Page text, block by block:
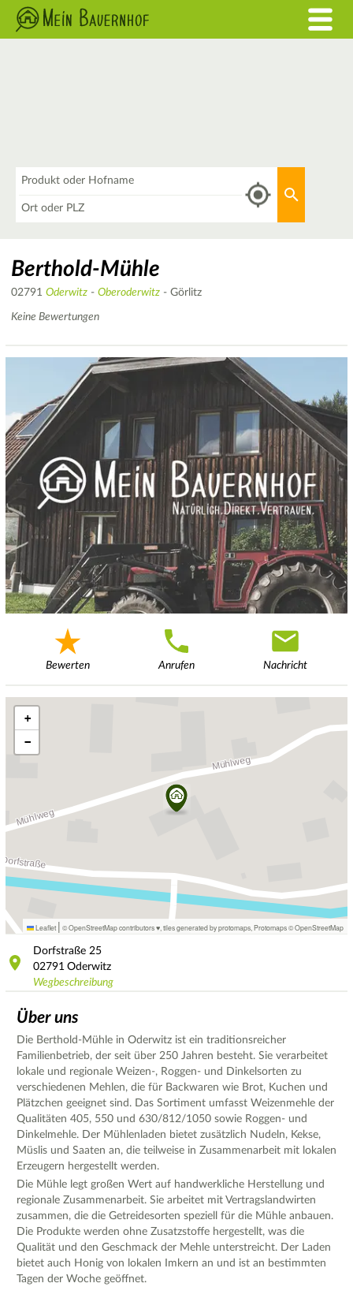
Berthold-Mühle
02791 Oderwitz - Oberoderwitz - Görlitz
Keine Bewertungen
Bewerten Anrufen Nachricht
+
−
Leaflet | © OpenStreetMap contributors ♥, tiles generated by protomaps Protomaps©OpenStreetMap
Dorfstraße 25
02791 Oderwitz
Wegbeschreibung
Über uns
Die Berthold-Mühle in Oderwitz ist ein traditionsreicher
Familienbetrieb, der seit über 250 Jahren besteht. Sie verarbeitet
lokale und regionale Weizen-, Roggen- und Dinkelsorten zu
verschiedenen Mehlen, die für Backwaren wie Brot, Kuchen und
Plätzchen geeignet sind. Das Sortiment umfasst Weizenmehle der
Qualitäten 405, 550 und 630/812/1050 sowie Roggen- und
Dinkelmehle. Der Mühlenladen bietet zusätzlich Nudeln, Kekse,
Müslis und Saaten an, die teilweise in Zusammenarbeit mit lokalen
Erzeugern hergestellt werden.
Die Mühle legt großen Wert auf handwerkliche Herstellung und
regionale Zusammenarbeit. Sie arbeitet mit Vertragslandwirten
zusammen, die die Getreidesorten speziell für die Mühle anbauen.
Die Produkte werden ohne Zusatzstoffe hergestellt, was die
Qualität und den Geschmack der Mehle unterstreicht. Der Laden
bietet auch Honig von lokalen Imkern an und ist an bestimmten
Tagen der Woche geöffnet.